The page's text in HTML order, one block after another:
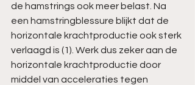
de hamstrings ook meer belast. Na
een hamstringblessure blijkt dat de
horizontale krachtproductie ook sterk
verlaagd is (1). Werk dus zeker aan de
horizontale krachtproductie door
middel van acceleraties tegen